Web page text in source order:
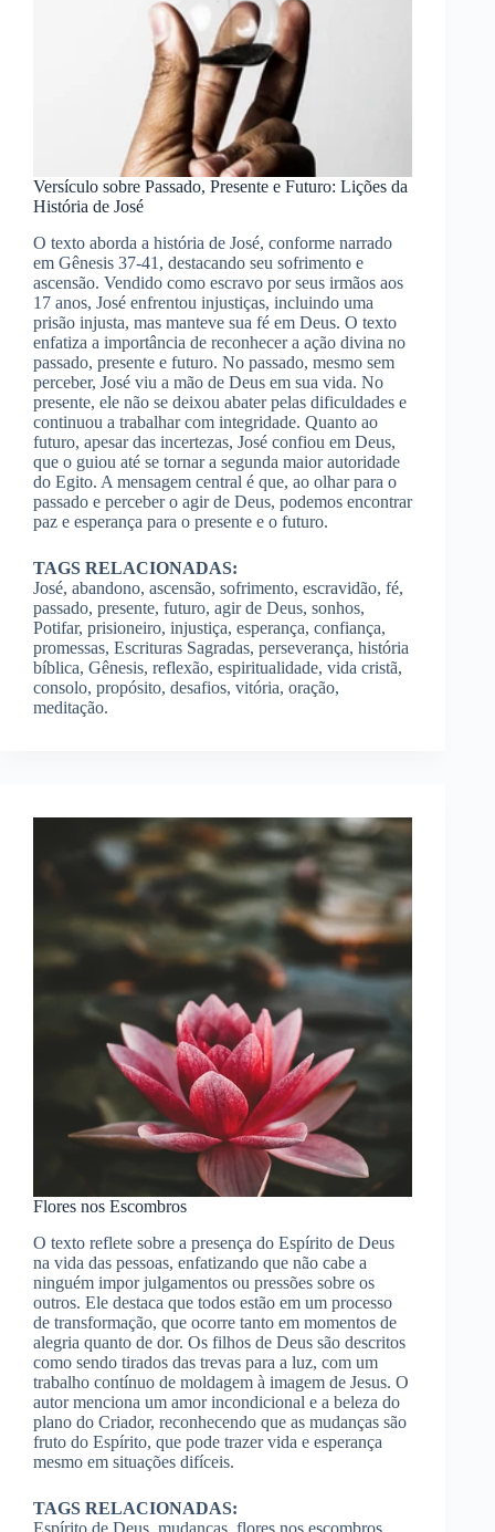
Versículo sobre Passado, Presente e Futuro: Lições da
História de José
O texto aborda a história de José, conforme narrado
em Gênesis 37-41, destacando seu sofrimento e
ascensão. Vendido como escravo por seus irmãos aos
17 anos, José enfrentou injustiças, incluindo uma
prisão injusta, mas manteve sua fé em Deus. O texto
enfatiza a importância de reconhecer a ação divina no
passado, presente e futuro. No passado, mesmo sem
perceber, José viu a mão de Deus em sua vida. No
presente, ele não se deixou abater pelas dificuldades e
continuou a trabalhar com integridade. Quanto ao
futuro, apesar das incertezas, José confiou em Deus,
que o guiou até se tornar a segunda maior autoridade
do Egito. A mensagem central é que, ao olhar para o
passado e perceber o agir de Deus, podemos encontrar
paz e esperança para o presente e o futuro.
TAGS RELACIONADAS:
José, abandono, ascensão, sofrimento, escravidão, fé,
passado, presente, futuro, agir de Deus, sonhos,
Potifar, prisioneiro, injustiça, esperança, confiança,
promessas, Escrituras Sagradas, perseverança, história
bíblica, Gênesis, reflexão, espiritualidade, vida cristã,
consolo, propósito, desafios, vitória, oração,
meditação.
Flores nos Escombros
O texto reflete sobre a presença do Espírito de Deus
na vida das pessoas, enfatizando que não cabe a
ninguém impor julgamentos ou pressões sobre os
outros. Ele destaca que todos estão em um processo
de transformação, que ocorre tanto em momentos de
alegria quanto de dor. Os filhos de Deus são descritos
como sendo tirados das trevas para a luz, com um
trabalho contínuo de moldagem à imagem de Jesus. O
autor menciona um amor incondicional e a beleza do
plano do Criador, reconhecendo que as mudanças são
fruto do Espírito, que pode trazer vida e esperança
mesmo em situações difíceis.
TAGS RELACIONADAS:
Espírito de Deus, mudanças, flores nos escombros,